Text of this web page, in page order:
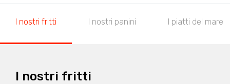
I nostri fritti I nostri panini I piatti del mare
I nostri fritti